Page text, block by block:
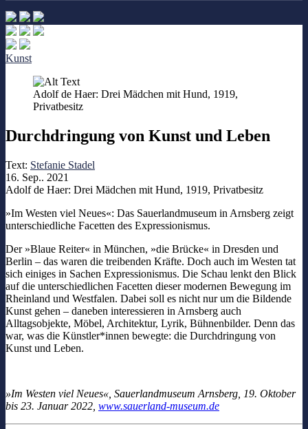
Kunst
Adolf de Haer: Drei Mädchen mit Hund, 1919,
Privatbesitz
Durchdringung von Kunst und Leben
Text: Stefanie Stadel
16. Sep.. 2021
Adolf de Haer: Drei Mädchen mit Hund, 1919, Privatbesitz
»Im Westen viel Neues«: Das Sauerlandmuseum in Arnsberg zeigt
unterschiedliche Facetten des Expressionismus.
Der »Blaue Reiter« in München, »die Brücke« in Dresden und
Berlin – das waren die treibenden Kräfte. Doch auch im Westen tat
sich einiges in Sachen Expressionismus. Die Schau lenkt den Blick
auf die unterschiedlichen Facetten dieser modernen Bewegung im
Rheinland und Westfalen. Dabei soll es nicht nur um die Bildende
Kunst gehen – daneben interessieren in Arnsberg auch
Alltagsobjekte, Möbel, Architektur, Lyrik, Bühnenbilder. Denn das
war, was die Künstler*innen bewegte: die Durchdringung von
Kunst und Leben.
»Im Westen viel Neues«, Sauerlandmuseum Arnsberg, 19. Oktober
bis 23. Januar 2022, www.sauerland-museum.de